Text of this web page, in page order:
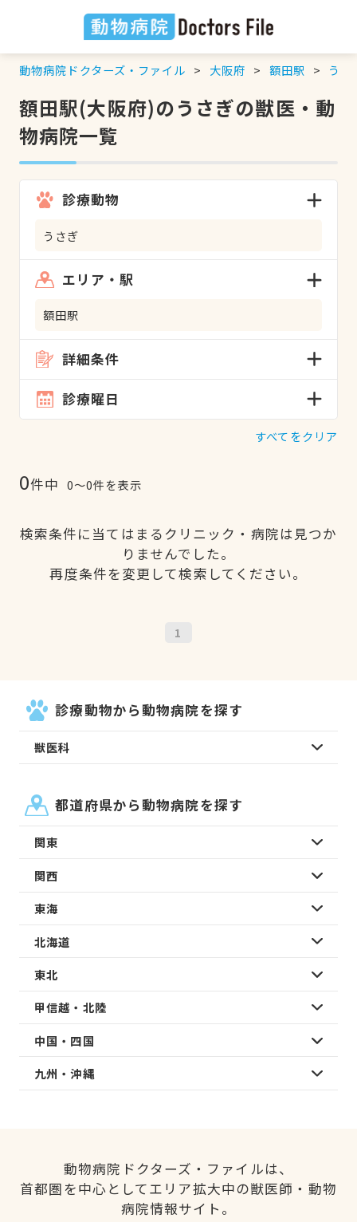
動物病院ドクターズ・ファイル 大阪府 額田駅 うさ
額田駅(大阪府)のうさぎの獣医・動
物病院一覧
診療動物
うさぎ
エリア・駅
額田駅
詳細条件
診療曜日
すべてをクリア
0件中 0〜0件を表示
検索条件に当てはまるクリニック・病院は見つか
りませんでした。
再度条件を変更して検索してください。
1
診療動物から動物病院を探す
獣医科
都道府県から動物病院を探す
関東
関西
東海
北海道
東北
甲信越・北陸
中国・四国
九州・沖縄
動物病院ドクターズ・ファイルは、
首都圏を中心としてエリア拡大中の獣医師・動物
病院情報サイト。